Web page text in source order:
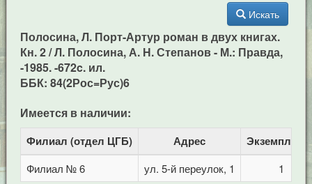
Искать
Полосина, Л. Порт-Артур роман в двух книгах.
Кн. 2 / Л. Полосина, А. Н. Степанов - М.: Правда,
-1985. -672c. ил.
ББК: 84(2Рос=Рус)6
Имеется в наличии:
Филиал (отдел ЦГБ) Адрес
Филиал № 6 ул. 5-й переулок, 1 1